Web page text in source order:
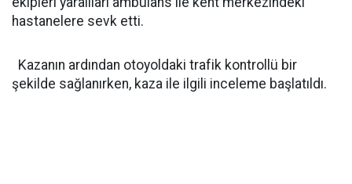
hastanelere sevk etti.
Kazanın ardından otoyoldaki trafik kontrollü bir
şekilde sağlanırken, kaza ile ilgili inceleme başlatıldı.